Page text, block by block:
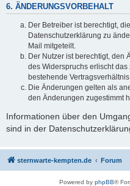
6. ÄNDERUNGSVORBEHALT
Der Betreiber ist berechtigt,
Datenschutzerklärung zu
Mail mitgeteilt.
Der Nutzer ist berechtigt, den
des Widerspruchs erlischt
bestehende
Die Änderungen gelten als
den Änderungen zugestimmt
Informationen über den
sind in der
sternwarte-kempten.de Forum
Powered by phpBB®